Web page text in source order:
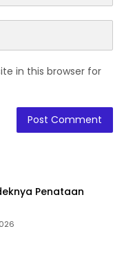
in this browser for
Penataan